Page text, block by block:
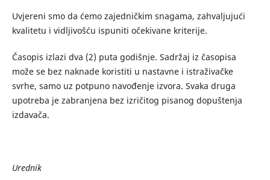
Uvjereni smo da ćemo zajedničkim snagama, zahvaljujući
kvalitetu i vidljivošću ispuniti očekivane kriterije.
Časopis izlazi dva (2) puta godišnje. Sadržaj iz časopisa
može se bez naknade koristiti u nastavne i istraživačke
svrhe, samo uz potpuno navođenje izvora. Svaka druga
upotreba je zabranjena bez izričitog pisanog dopuštenja
izdavača.
Urednik